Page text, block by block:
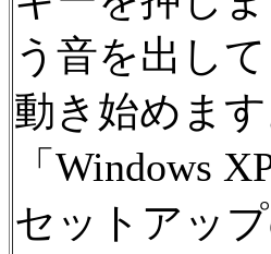
う音を出して
動き始めま
「Windows
セットアッ